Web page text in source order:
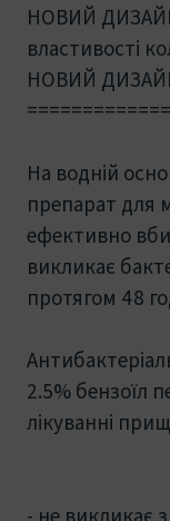
НОВИЙ
властивості
НОВИЙ ДИЗАЙН
На водній
препарат для
ефективно
викликає
протягом 48
2.5% бензоїл
лікуванні
- не викликає